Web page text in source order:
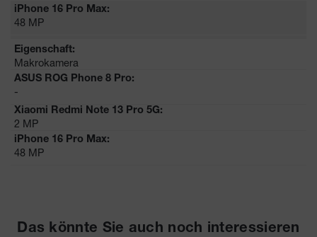
48 MP
Makrokamera
-
2 MP
48 MP
Das könnte Sie auch noch interessieren